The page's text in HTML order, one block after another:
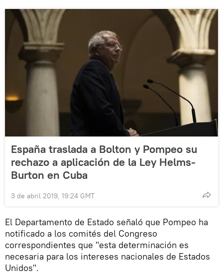
España traslada a Bolton y Pompeo su
rechazo a aplicación de la Ley Helms-
Burton en Cuba
3 de abril 2019, 19:24 GMT
El Departamento de Estado señaló que Pompeo ha
notificado a los comités del Congreso
correspondientes que "esta determinación es
necesaria para los intereses nacionales de Estados
Unidos".